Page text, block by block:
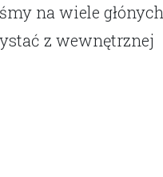
na wiele głónych
z wewnętrznej